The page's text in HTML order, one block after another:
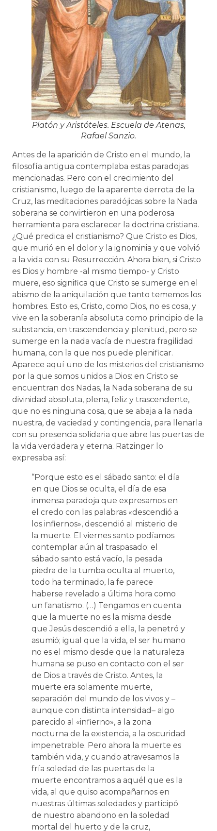
Platón y Aristóteles. Escuela de Atenas,
Rafael Sanzio.
Antes de la aparición de Cristo en el mundo, la
filosofía antigua contemplaba estas paradojas
mencionadas. Pero con el crecimiento del
cristianismo, luego de la aparente derrota de la
Cruz, las meditaciones paradójicas sobre la Nada
soberana se convirtieron en una poderosa
herramienta para esclarecer la doctrina cristiana.
¿Qué predica el cristianismo? Que Cristo es Dios,
que murió en el dolor y la ignominia y que volvió
a la vida con su Resurrección. Ahora bien, si Cristo
es Dios y hombre -al mismo tiempo- y Cristo
muere, eso significa que Cristo se sumerge en el
abismo de la aniquilación que tanto tememos los
hombres. Esto es, Cristo, como Dios, no es cosa, y
vive en la soberanía absoluta como principio de la
substancia, en trascendencia y plenitud, pero se
sumerge en la nada vacía de nuestra fragilidad
humana, con la que nos puede plenificar.
Aparece aquí uno de los misterios del cristianismo
por la que somos unidos a Dios: en Cristo se
encuentran dos Nadas, la Nada soberana de su
divinidad absoluta, plena, feliz y trascendente,
que no es ninguna cosa, que se abaja a la nada
nuestra, de vaciedad y contingencia, para llenarla
con su presencia solidaria que abre las puertas de
la vida verdadera y eterna. Ratzinger lo
expresaba así:
“Porque esto es el sábado santo: el día
en que Dios se oculta, el día de esa
inmensa paradoja que expresamos en
el credo con las palabras «descendió a
los infiernos», descendió al misterio de
la muerte. El viernes santo podíamos
contemplar aún al traspasado; el
sábado santo está vacío, la pesada
piedra de la tumba oculta al muerto,
todo ha terminado, la fe parece
haberse revelado a última hora como
un fanatismo. (…) Tengamos en cuenta
que la muerte no es la misma desde
que Jesús descendió a ella, la penetró y
asumió; igual que la vida, el ser humano
no es el mismo desde que la naturaleza
humana se puso en contacto con el ser
de Dios a través de Cristo. Antes, la
muerte era solamente muerte,
separación del mundo de los vivos y –
aunque con distinta intensidad– algo
parecido al «infierno», a la zona
nocturna de la existencia, a la oscuridad
impenetrable. Pero ahora la muerte es
también vida, y cuando atravesamos la
fría soledad de las puertas de la
muerte encontramos a aquél que es la
vida, al que quiso acompañarnos en
nuestras últimas soledades y participó
de nuestro abandono en la soledad
mortal del huerto y de la cruz,